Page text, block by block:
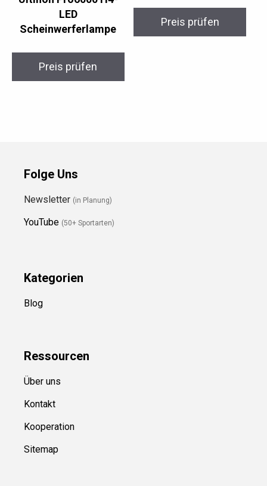
LED
Scheinwerferlampe
Preis prüfen
Preis prüfen
Folge Uns
Newsletter (in Planung)
YouTube (50+ Sportarten)
Kategorien
Blog
Ressourcen
Über uns
Kontakt
Kooperation
Sitemap